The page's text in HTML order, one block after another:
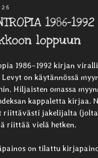
loppuun
1986–1992 kirjan
on käytännössä
Hiljaisten omassa
kappaletta kirjaa.
riittävästi jakelijalta
riittää vielä hetken.
on tilattu